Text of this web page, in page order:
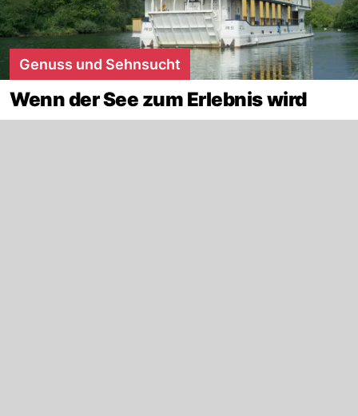
Genuss und Sehnsucht
Wenn der See zum Erlebnis wird